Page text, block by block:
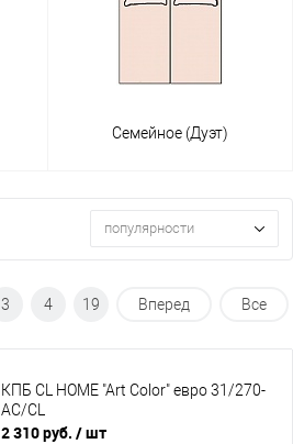
Семейное (Дуэт)
популярности
3 4 19 Вперед Все
КПБ CL HOME "Art Color" евро 31/270-
AC/CL
2 310 руб. / шт